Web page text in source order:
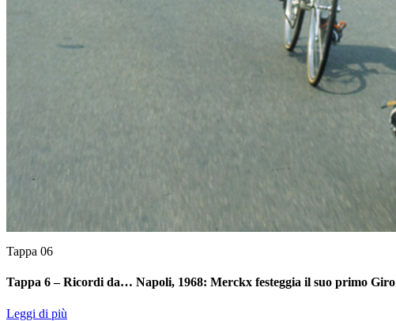
Tappa 06
Tappa 6 – Ricordi da… Napoli, 1968: Merckx festeggia il suo primo Giro
Leggi di più